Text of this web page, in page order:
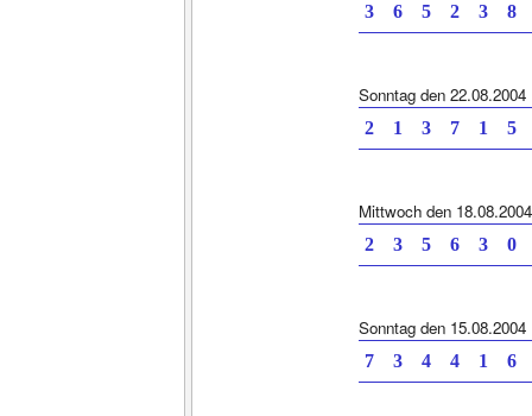
3 6 5 2 3
Sonntag den 22.08.2004
2 1 3 7 1
Mittwoch den 18.08.2004
2 3 5 6 3
Sonntag den 15.08.2004
7 3 4 4 1